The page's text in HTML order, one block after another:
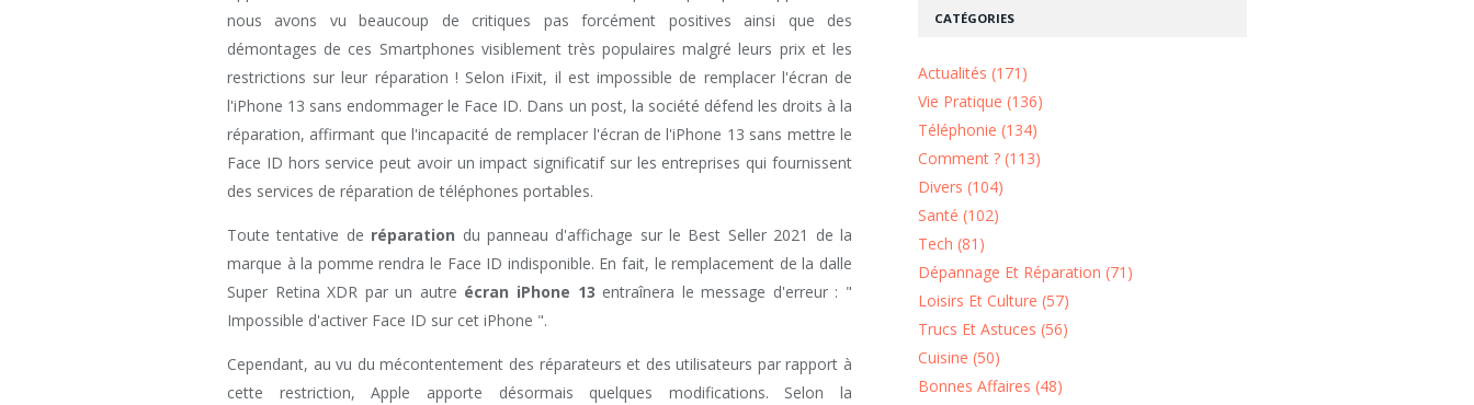
nous avons vu beaucoup de critiques pas forcément positives ainsi que des
démontages de ces Smartphones visiblement très populaires malgré leurs prix et les
restrictions sur leur réparation ! Selon iFixit, il est impossible de remplacer l'écran de
l'iPhone 13 sans endommager le Face ID. Dans un post, la société défend les droits à la
réparation, affirmant que l'incapacité de remplacer l'écran de l'iPhone 13 sans mettre le
Face ID hors service peut avoir un impact significatif sur les entreprises qui fournissent
des services de réparation de téléphones portables.
Toute tentative de réparation du panneau d'affichage sur le Best Seller 2021 de la
marque à la pomme rendra le Face ID indisponible. En fait, le remplacement de la dalle
Super Retina XDR par un autre écran iPhone 13 entraînera le message d'erreur : "
Impossible d'activer Face ID sur cet iPhone ".
Cependant, au vu du mécontentement des réparateurs et des utilisateurs par rapport à
cette restriction, Apple apporte désormais quelques modifications. Selon la
CATÉGORIES
Actualités (171)
Vie Pratique (136)
Téléphonie (134)
Comment ? (113)
Divers (104)
Santé (102)
Tech (81)
Dépannage Et Réparation (71)
Loisirs Et Culture (57)
Trucs Et Astuces (56)
Cuisine (50)
Bonnes Affaires (48)